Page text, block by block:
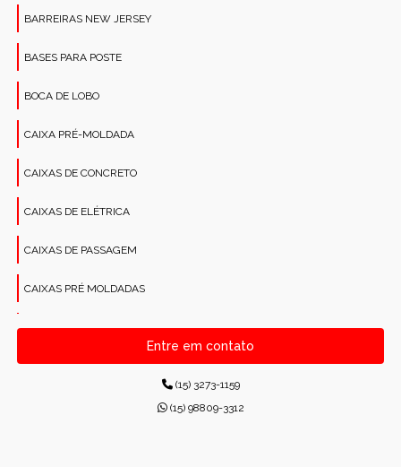
BARREIRAS NEW JERSEY
BASES PARA POSTE
BOCA DE LOBO
CAIXA PRÉ-MOLDADA
CAIXAS DE CONCRETO
CAIXAS DE ELÉTRICA
CAIXAS DE PASSAGEM
CAIXAS PRÉ MOLDADAS
CANALETAS PRÉ-MOLDADAS RETANGULARES
CONCRETO PARA CONSTRUÇÕES
CONCRETO USINADO INDUSTRIAL
Entre em contato
(15) 3273-1159
(15) 98809-3312